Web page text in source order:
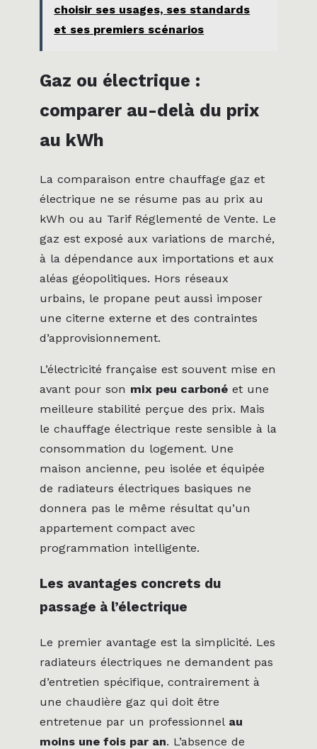
choisir ses usages, ses standards
et ses premiers scénarios
Gaz ou électrique :
comparer au-delà du prix
au kWh
La comparaison entre chauffage gaz et
électrique ne se résume pas au prix au
kWh ou au Tarif Réglementé de Vente. Le
gaz est exposé aux variations de marché,
à la dépendance aux importations et aux
aléas géopolitiques. Hors réseaux
urbains, le propane peut aussi imposer
une citerne externe et des contraintes
d’approvisionnement.
L’électricité française est souvent mise en
avant pour son mix peu carboné et une
meilleure stabilité perçue des prix. Mais
le chauffage électrique reste sensible à la
consommation du logement. Une
maison ancienne, peu isolée et équipée
de radiateurs électriques basiques ne
donnera pas le même résultat qu’un
appartement compact avec
programmation intelligente.
Les avantages concrets du
passage à l’électrique
Le premier avantage est la simplicité. Les
radiateurs électriques ne demandent pas
d’entretien spécifique, contrairement à
une chaudière gaz qui doit être
entretenue par un professionnel au
moins une fois par an. L’absence de